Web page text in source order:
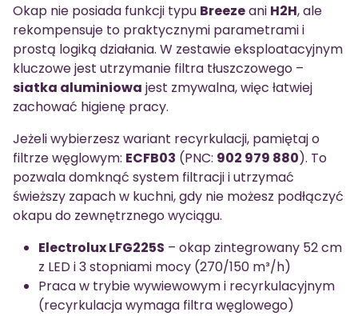
Okap nie posiada funkcji typu Breezeani H2H, ale
rekompensuje to praktycznymi parametrami i
prostą logiką działania. W zestawie eksploatacyjnym
kluczowe jest utrzymanie filtra tłuszczowego –
siatka aluminiowa jest zmywalna, więc łatwiej
zachować higienę pracy.
Jeżeli wybierzesz wariant recyrkulacji, pamiętaj o
filtrze węglowym: ECFB03 (PNC: 902 979 880). To
pozwala domknąć system filtracji i utrzymać
świeższy zapach w kuchni, gdy nie możesz podłączyć
okapu do zewnętrznego wyciągu.
Electrolux LFG225S – okap zintegrowany 52 cm
z LED i 3 stopniami mocy (270/150 m³/h)
Praca w trybie wywiewowym i recyrkulacyjnym
(recyrkulacja wymaga filtra węglowego)